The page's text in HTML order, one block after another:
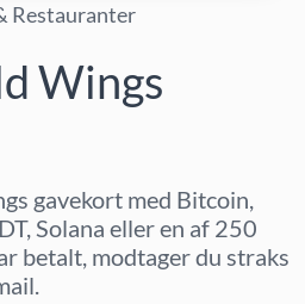
Restauranter
Wings
gavekort med Bitcoin,
Solana eller en af 250
betalt, modtager du straks